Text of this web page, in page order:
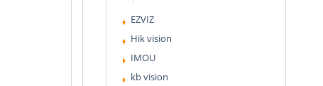
EZVIZ
Hik vision
IMOU
kb vision